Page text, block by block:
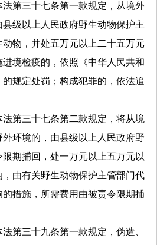
第三十七条第一款规定，从境外
级以上人民政府野生动物保护主
物，并处五万元以上二十五万元
境检疫的，依照《中华人民共和
规定处罚；构成犯罪的，依法追
第三十七条第二款规定，将从境
环境的，由县级以上人民政府野
期捕回，处一万元以上五万元以
由有关野生动物保护主管部门代
措施，所需费用由被责令限期捕
第三十九条第一款规定，伪造、